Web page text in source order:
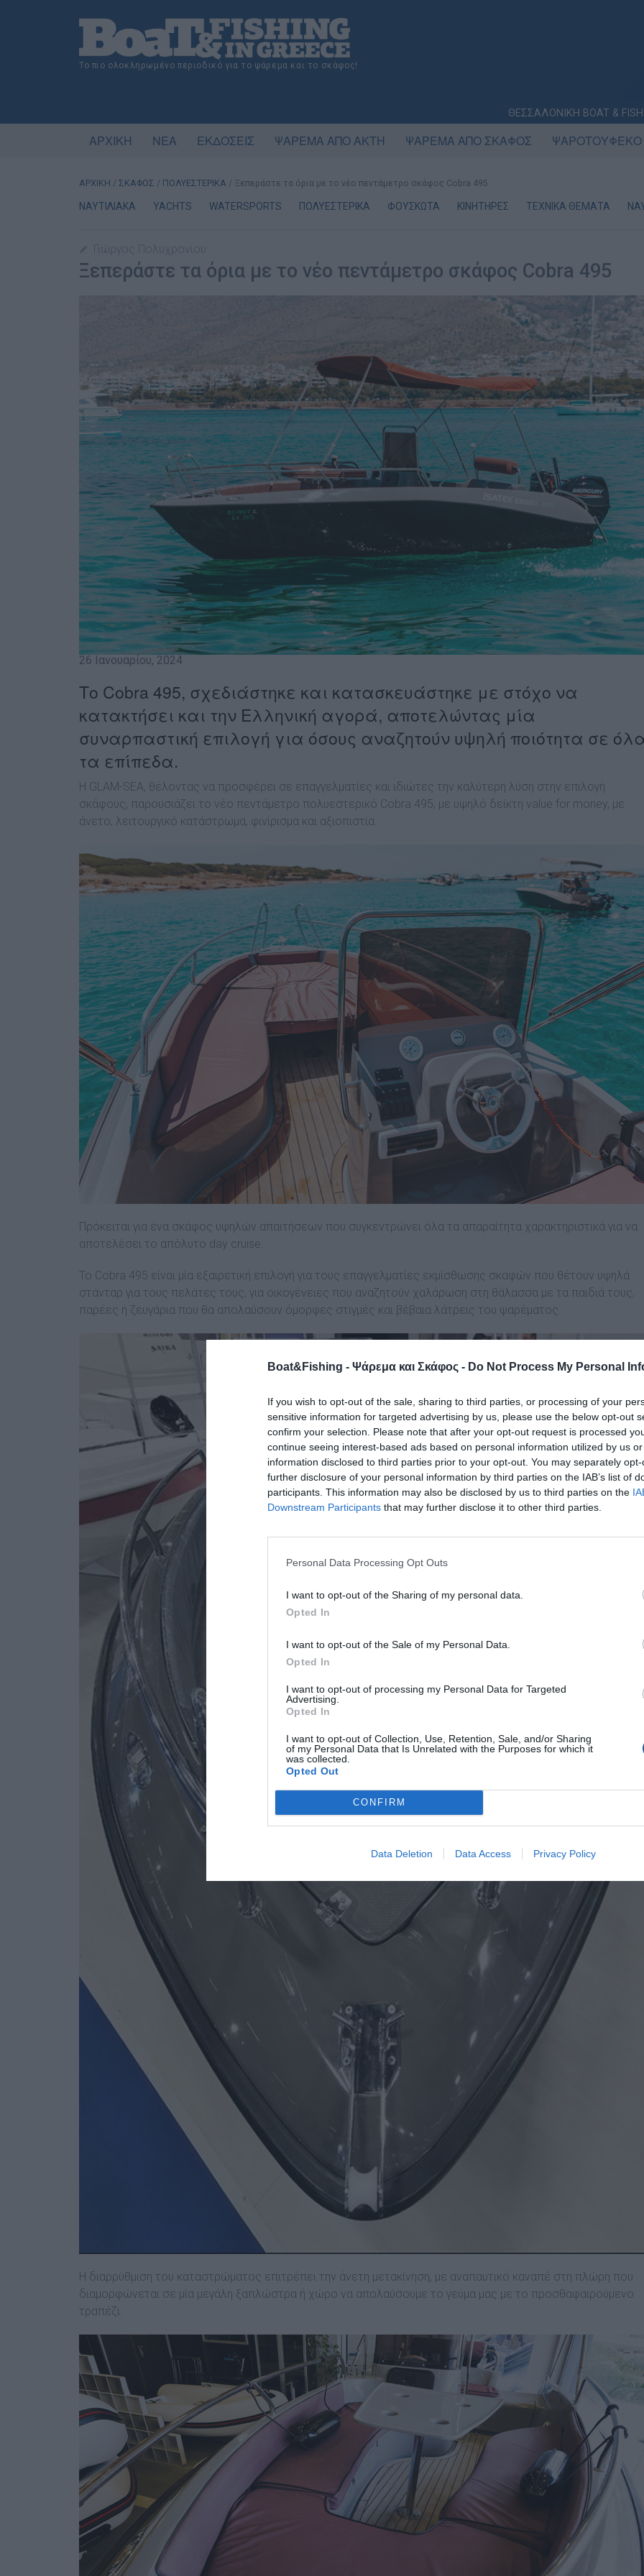
Boat&Fishing - Ψάρεμα και Σκάφος - Do Not Process My Personal
If you wish to opt-out of the sale, sharing to third parties, or processing of your
sensitive information for targeted advertising by us, please use the below opt-out
confirm your selection. Please note that after your opt-out request is processed
continue seeing interest-based ads based on personal information utilized by us
information disclosed to third parties prior to your opt-out. You may separately
further disclosure of your personal information by third parties on the IAB’s list of
participants. This information may also be disclosed by us to third parties on the
Downstream Participants that may further disclose it to other third parties.
Personal Data Processing Opt Outs
I want to opt-out of the Sharing of my personal data.
Opted In
I want to opt-out of the Sale of my Personal Data.
Opted In
I want to opt-out of processing my Personal Data for Targeted
Advertising.
Opted In
I want to opt-out of Collection, Use, Retention, Sale, and/or Sharing
of my Personal Data that Is Unrelated with the Purposes for which it
was collected.
Opted Out
CONFIRM
Data Deletion Data Access Privacy Policy
Το πιο ολοκληρωμένο περιοδικό για το ψάρεμα και το σκάφος!
ΘΕΣΣΑΛΟΝΙΚΗ BOAT &
ΑΡΧΙΚΗ ΝΕΑ ΕΚΔΟΣΕΙΣ ΨΑΡΕΜΑ ΑΠΟ ΑΚΤΗ ΨΑΡΕΜΑ ΑΠΟ ΣΚΑΦΟΣ ΨΑΡΟΤΟΥΦΕΚΟ
ΑΡΧΙΚΗ / ΣΚΑΦΟΣ / ΠΟΛΥΕΣΤΕΡΙΚΑ / Ξεπεράστε τα όρια με το νέο πεντάμετρο σκάφος Cobra 495
ΝΑΥΤΙΛΙΑΚΑ YACHTS WATERSPORTS ΠΟΛΥΕΣΤΕΡΙΚΑ ΦΟΥΣΚΩΤΑ ΚΙΝΗΤΗΡΕΣ ΤΕΧΝΙΚΑ ΘΕΜΑΤΑ
Γιώργος Πολυχρονίου
Ξεπεράστε τα όρια με το νέο πεντάμετρο σκάφος Cobra 495
26 Ιανουαρίου, 2024
Το Cobra 495, σχεδιάστηκε και κατασκευάστηκε με στόχο να
κατακτήσει και την Ελληνική αγορά, αποτελώντας μία
συναρπαστική επιλογή για όσους αναζητούν υψηλή ποιότητα σε
τα επίπεδα.
Η GLAM-SEA, θέλοντας να προσφέρει σε επαγγελματίες και ιδιώτες την καλύτερη λύση στην επιλογή
σκάφους, παρουσιάζει το νέο πεντάμετρο πολυεστερικό Cobra 495, με υψηλό δείκτη value for money, με
άνετο, λειτουργικό κατάστρωμα, φινίρισμα και αξιοπιστία.
Πρόκειται για ένα σκάφος υψηλών απαιτήσεων που συγκεντρώνει όλα τα απαραίτητα χαρακτηριστικά για να
αποτελέσει το απόλυτο day cruise.
To Cobra 495 είναι μία εξαιρετική επιλογή για τους επαγγελματίες εκμίσθωσης σκαφών που θέτουν υψηλά
στάνταρ για τους πελάτες τους, για οικογένειες που αναζητούν χαλάρωση στη θάλασσα με τα παιδιά τους,
παρέες ή ζευγάρια που θα απολαύσουν όμορφες στιγμές και βέβαια λάτρεις του ψαρέματος.
Η διαρρύθμιση του καταστρώματος επιτρέπει την άνετη μετακίνηση, με αναπαυτικό καναπέ στη πλώρη που
διαμορφώνεται σε μία μεγάλη ξαπλώστρα ή χώρο να απολαύσουμε το γεύμα μας με το προσθαφαιρούμενο
τραπέζι.